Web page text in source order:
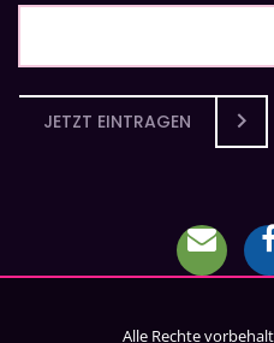
JETZT EINTRAGEN
Alle Rechte